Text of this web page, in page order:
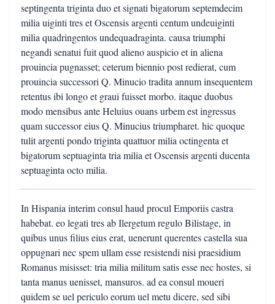
septingenta triginta duo et signati bigatorum septemdecim
milia uiginti tres et Oscensis argenti centum undeuiginti
milia quadringentos undequadraginta. causa triumphi
negandi senatui fuit quod alieno auspicio et in aliena
prouincia pugnasset; ceterum biennio post redierat, cum
prouincia successori Q. Minucio tradita annum insequentem
retentus ibi longo et graui fuisset morbo. itaque duobus
modo mensibus ante Heluius ouans urbem est ingressus
quam successor eius Q. Minucius triumpharet. hic quoque
tulit argenti pondo triginta quattuor milia octingenta et
bigatorum septuaginta tria milia et Oscensis argenti ducenta
septuaginta octo milia.
In Hispania interim consul haud procul Emporiis castra
habebat. eo legati tres ab Ilergetum regulo Bilistage, in
quibus unus filius eius erat, uenerunt querentes castella sua
oppugnari nec spem ullam esse resistendi nisi praesidium
Romanus misisset: tria milia militum satis esse nec hostes, si
tanta manus uenisset, mansuros. ad ea consul moueri
quidem se uel periculo eorum uel metu dicere, sed sibi